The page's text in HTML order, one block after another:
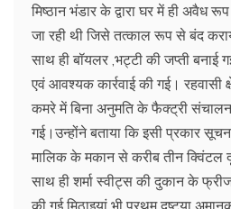
मिष्ठान भंडार के द्वारा घर में ही अवैध
जा रही थी जिसे तत्काल रूप से बंद
साथ ही बॉयलर ,भट्टी की जप्ती बनाई
एवं आवश्यक कार्रवाई की गई। रहवासी
कमरे में बिना अनुमति के फैक्ट्री संचालन
गई।उन्होंने बताया कि इसी प्रकार
मालिक के मकान से करीब तीन क्विंटल
साथ ही शर्मा स्वीट्स की दुकान के
की गई मिठाइयां भी प्रथम दृष्टया